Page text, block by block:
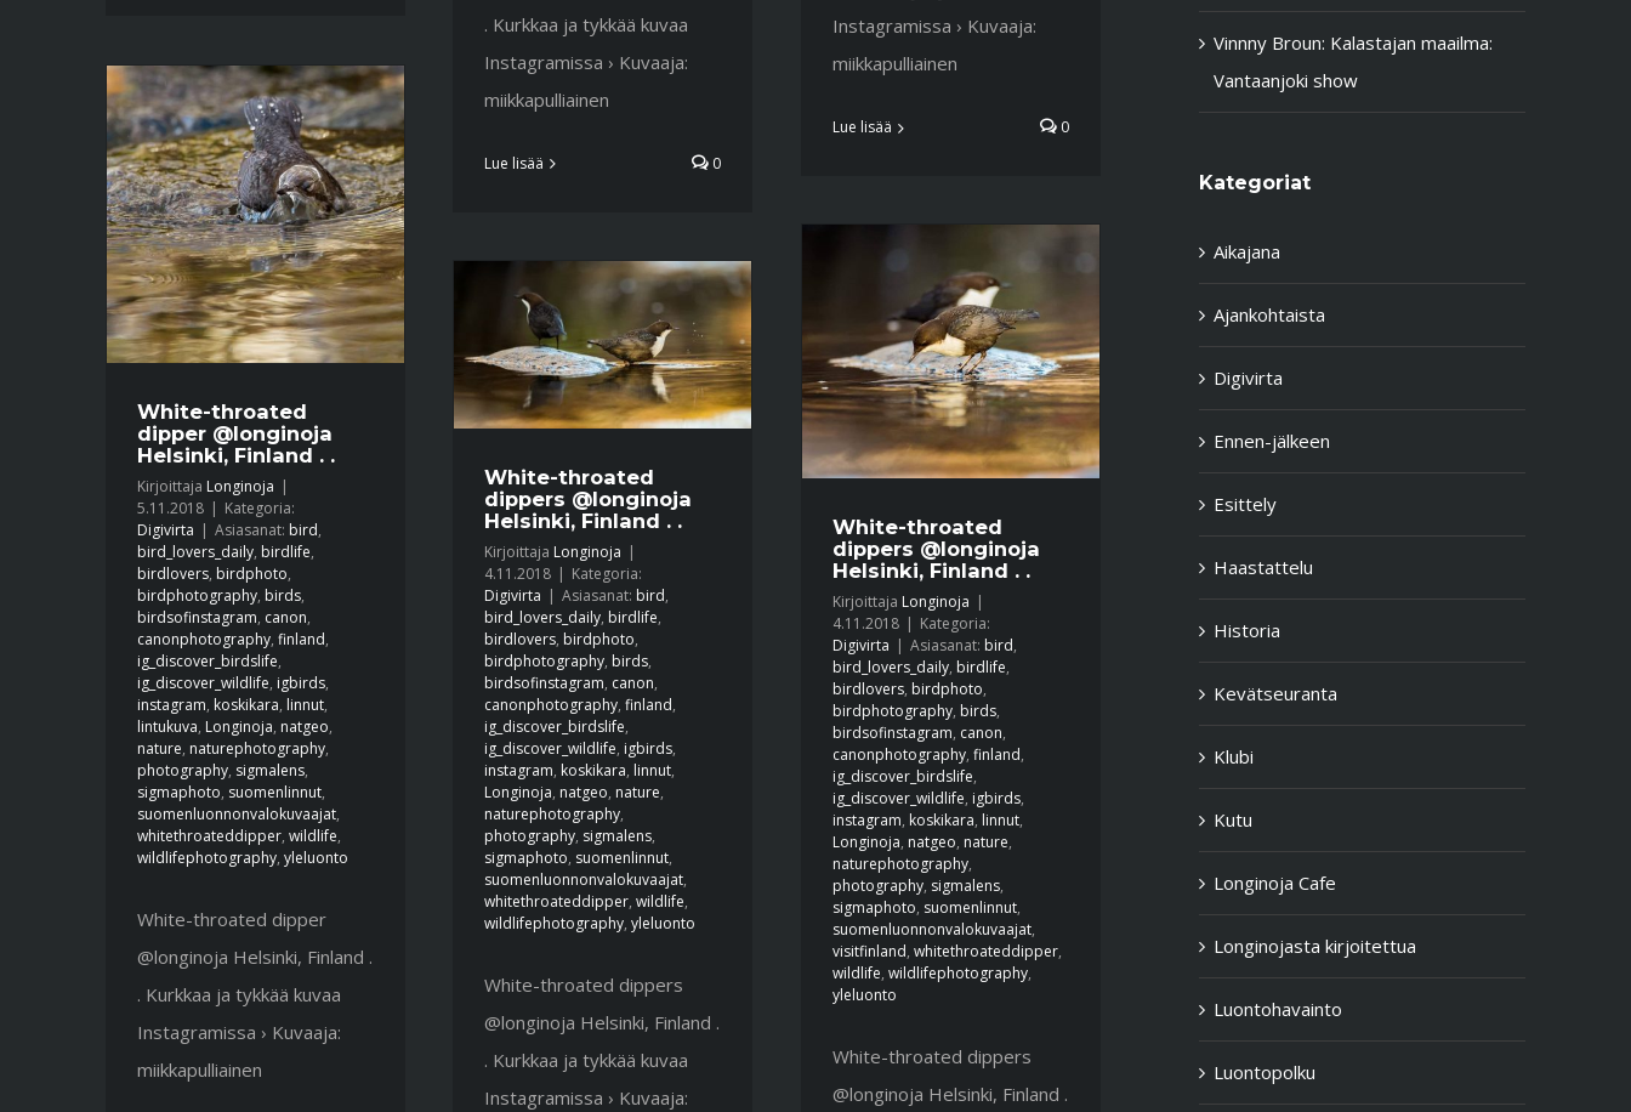
. Kurkkaa ja tykkää kuvaa
Instagramissa › Kuvaaja:
miikkapulliainen
Lue lisää 0
Instagramissa › Kuvaaja:
miikkapulliainen
Lue lisää 0
White-throated
dipper @longinoja
Helsinki, Finland . .
Kirjoittaja Longinoja |
5.11.2018 | Kategoria:
Digivirta | Asiasanat: bird,
bird_lovers_daily, birdlife,
birdlovers, birdphoto,
birdphotography, birds,
birdsofinstagram, canon,
canonphotography, finland,
ig_discover_birdslife,
ig_discover_wildlife, igbirds,
instagram, koskikara, linnut,
lintukuva, Longinoja, natgeo,
nature, naturephotography,
photography, sigmalens,
sigmaphoto, suomenlinnut,
suomenluonnonvalokuvaajat,
whitethroateddipper, wildlife,
wildlifephotography, yleluonto
White-throated dipper
@longinoja Helsinki, Finland .
. Kurkkaa ja tykkää kuvaa
Instagramissa › Kuvaaja:
miikkapulliainen
White-throated
dippers @longinoja
Helsinki, Finland . .
Kirjoittaja Longinoja |
4.11.2018 | Kategoria:
Digivirta | Asiasanat: bird,
bird_lovers_daily, birdlife,
birdlovers, birdphoto,
birdphotography, birds,
birdsofinstagram, canon,
canonphotography, finland,
ig_discover_birdslife,
ig_discover_wildlife, igbirds,
instagram, koskikara, linnut,
Longinoja, natgeo, nature,
naturephotography,
photography, sigmalens,
sigmaphoto, suomenlinnut,
suomenluonnonvalokuvaajat,
visitfinland, whitethroateddipper,
wildlife, wildlifephotography,
yleluonto
White-throated dippers
@longinoja Helsinki, Finland .
White-throated
dippers @longinoja
Helsinki, Finland . .
Kirjoittaja Longinoja |
4.11.2018 | Kategoria:
Digivirta | Asiasanat: bird,
bird_lovers_daily, birdlife,
birdlovers, birdphoto,
birdphotography, birds,
birdsofinstagram, canon,
canonphotography, finland,
ig_discover_birdslife,
ig_discover_wildlife, igbirds,
instagram, koskikara, linnut,
Longinoja, natgeo, nature,
naturephotography,
photography, sigmalens,
sigmaphoto, suomenlinnut,
suomenluonnonvalokuvaajat,
whitethroateddipper, wildlife,
wildlifephotography, yleluonto
White-throated dippers
@longinoja Helsinki, Finland .
. Kurkkaa ja tykkää kuvaa
Instagramissa › Kuvaaja:
Vinnny Broun: Kalastajan maailma:
Vantaanjoki show
Kategoriat
Aikajana
Ajankohtaista
Digivirta
Ennen-jälkeen
Esittely
Haastattelu
Historia
Kevätseuranta
Klubi
Kutu
Longinoja Cafe
Longinojasta kirjoitettua
Luontohavainto
Luontopolku